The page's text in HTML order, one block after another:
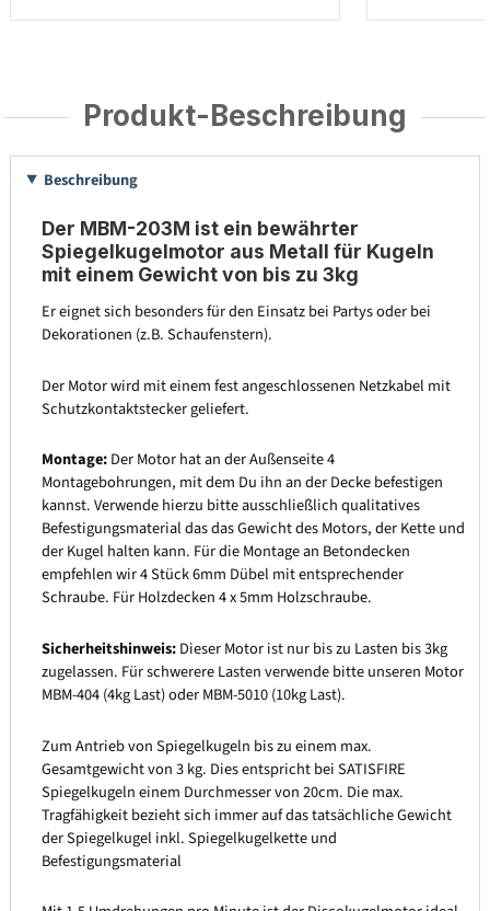
Produkt-Beschreibung
Beschreibung
Der MBM-203M ist ein bewährter
Spiegelkugelmotor aus Metall für Kugeln
mit einem Gewicht von bis zu 3kg
Er eignet sich besonders für den Einsatz bei Partys oder bei
Dekorationen (z.B. Schaufenstern).
Der Motor wird mit einem fest angeschlossenen Netzkabel mit
Schutzkontaktstecker geliefert.
Montage:Der Motor hat an der Außenseite 4
Montagebohrungen, mit dem Du ihn an der Decke befestigen
kannst. Verwende hierzu bitte ausschließlich qualitatives
Befestigungsmaterial das das Gewicht des Motors, der Kette und
der Kugel halten kann. Für die Montage an Betondecken
empfehlen wir 4 Stück 6mm Dübel mit entsprechender
Schraube. Für Holzdecken 4 x 5mm Holzschraube.
Sicherheitshinweis:Dieser Motor ist nur bis zu Lasten bis 3kg
zugelassen. Für schwerere Lasten verwende bitte unseren Motor
MBM-404 (4kg Last) oder MBM-5010 (10kg Last).
Zum Antrieb von Spiegelkugeln bis zu einem max.
Gesamtgewicht von 3 kg. Dies entspricht bei SATISFIRE
Spiegelkugeln einem Durchmesser von 20cm. Die max.
Tragfähigkeit bezieht sich immer auf das tatsächliche Gewicht
der Spiegelkugel inkl. Spiegelkugelkette und
Befestigungsmaterial